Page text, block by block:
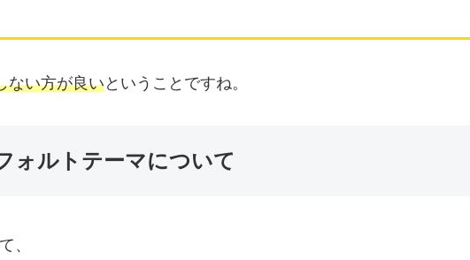
ない方が良いということですね。
ォルトテーマについて
、